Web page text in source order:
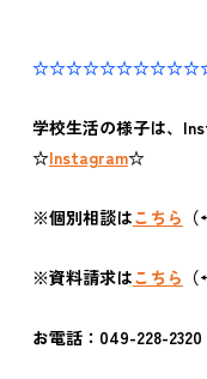
学校生活の様子は、
☆Instagram☆
※個別相談はこちら
※資料請求はこちら
お電話：049-228-2320